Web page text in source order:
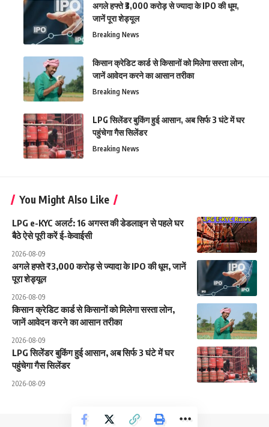
अगले हफ्ते ₹3,000 करोड़ से ज्यादा के IPO की धूम,
जानें पूरा शेड्यूल
Breaking News
किसान क्रेडिट कार्ड से किसानों को मिलेगा सस्ता लोन,
जानें आवेदन करने का आसान तरीका
Breaking News
LPG सिलेंडर बुकिंग हुई आसान, अब सिर्फ 3 घंटे में घर
पहुंचेगा गैस सिलेंडर
Breaking News
You Might Also Like
LPG e-KYC अलर्ट: 16 अगस्त की डेडलाइन से पहले घर
बैठे ऐसे पूरी करें ई-केवाईसी
2026-08-09
अगले हफ्ते ₹3,000 करोड़ से ज्यादा के IPO की धूम, जानें
पूरा शेड्यूल
2026-08-09
किसान क्रेडिट कार्ड से किसानों को मिलेगा सस्ता लोन,
जानें आवेदन करने का आसान तरीका
2026-08-09
LPG सिलेंडर बुकिंग हुई आसान, अब सिर्फ 3 घंटे में घर
पहुंचेगा गैस सिलेंडर
2026-08-09